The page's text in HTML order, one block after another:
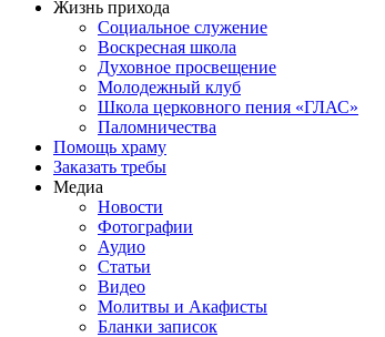
Жизнь прихода
Социальное служение
Воскресная школа
Духовное просвещение
Молодежный клуб
Школа церковного пения «ГЛАС»
Паломничества
Помощь храму
Заказать требы
Медиа
Новости
Фотографии
Аудио
Статьи
Видео
Молитвы и Акафисты
Бланки записок